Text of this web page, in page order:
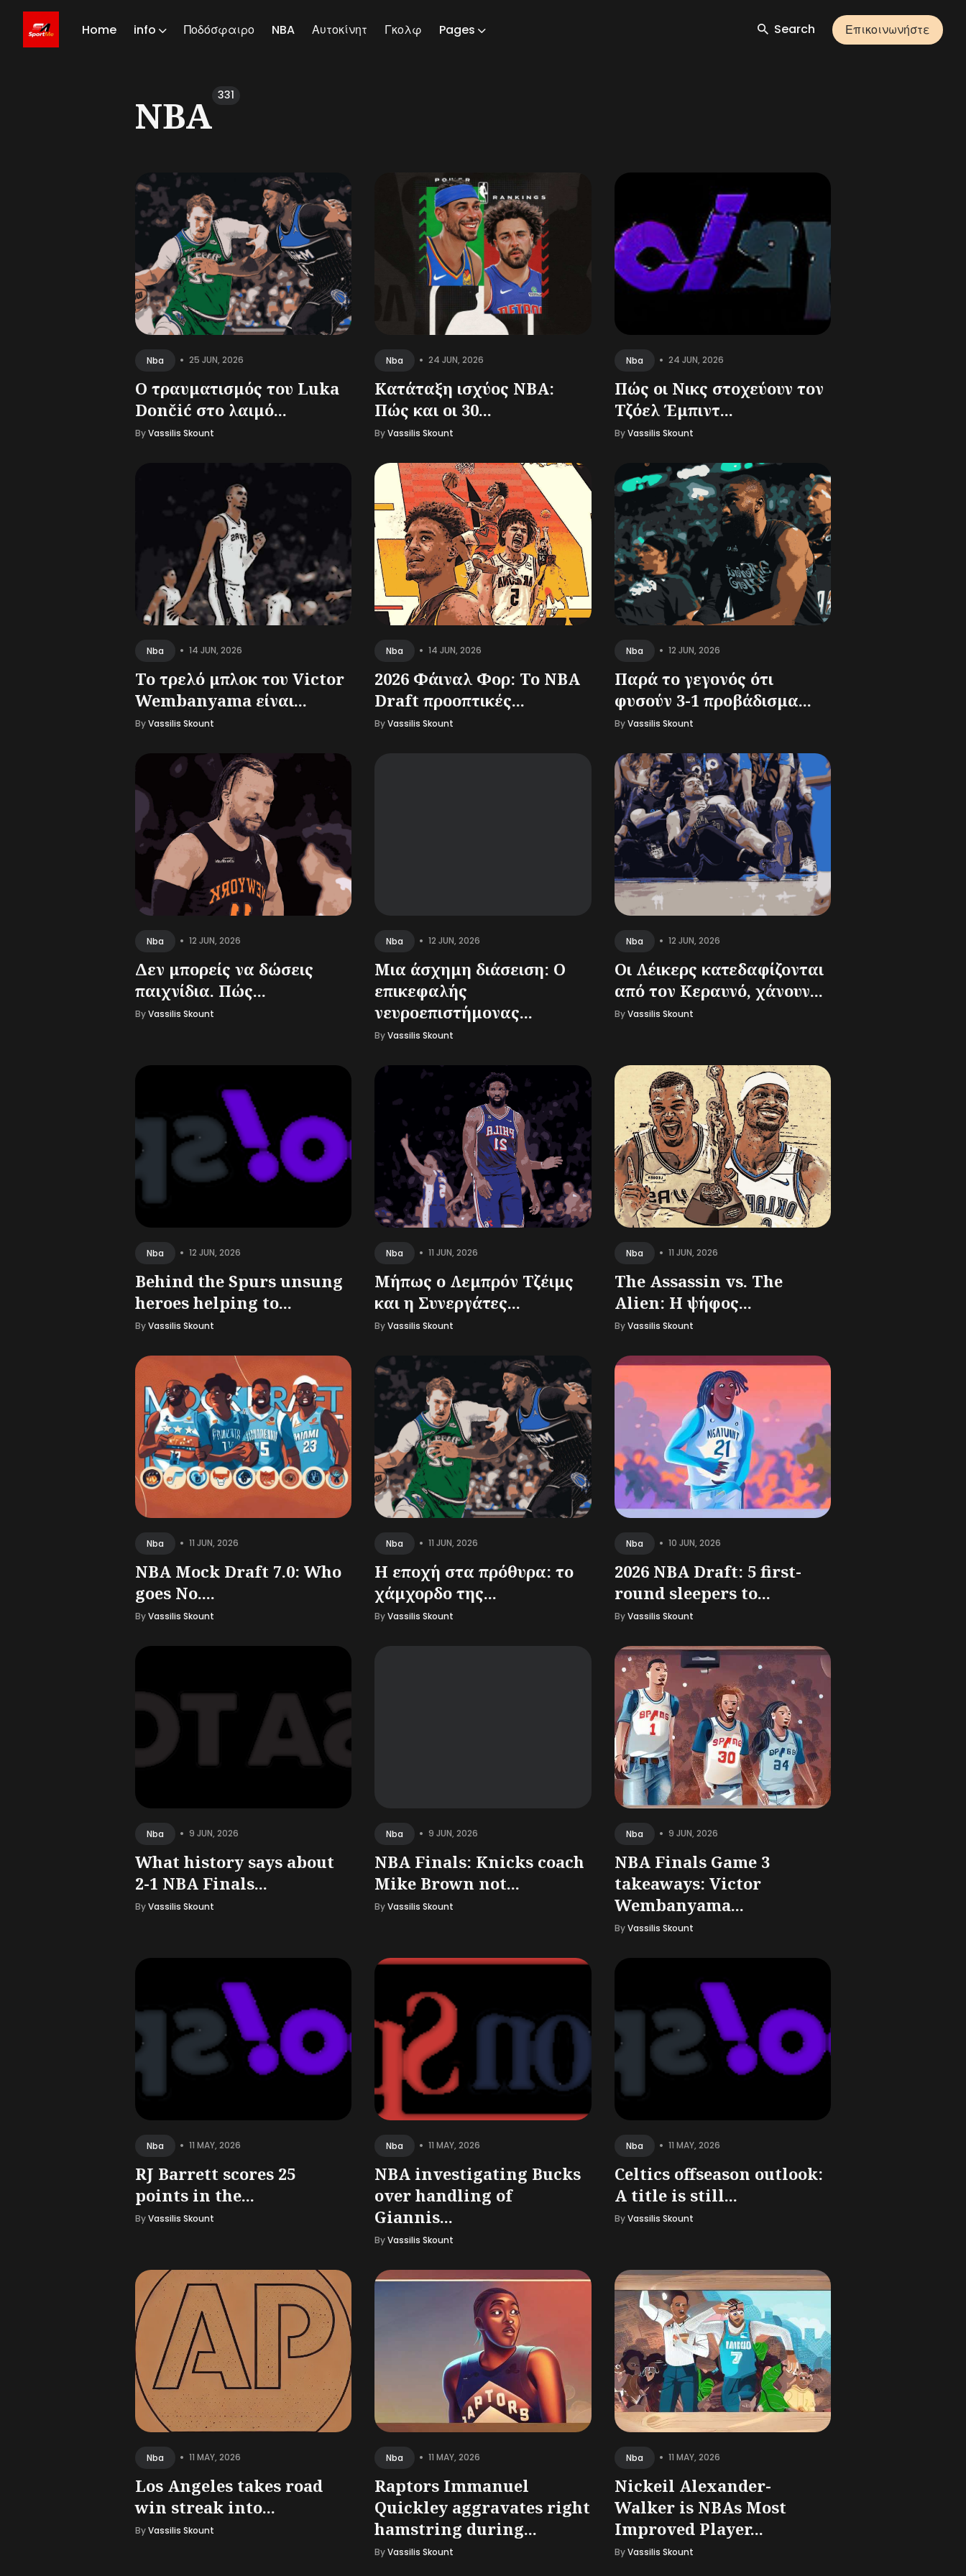
Home info Ποδόσφαιρο NBA Αυτοκίνητ Γκολφ Pages Search Επικοινωνήστε
NBA 331
Nba • 25 JUN, 2026
Ο τραυματισμός του Luka
Dončić στο λαιμό...
ByVassilis Skount
Nba • 24 JUN, 2026
Κατάταξη ισχύος NBA:
Πώς και οι 30...
ByVassilis Skount
Nba • 24 JUN, 2026
Πώς οι Νικς στοχεύουν τον
Τζόελ Έμπιντ...
ByVassilis Skount
Nba • 14 JUN, 2026
Το τρελό μπλοκ του Victor
Wembanyama είναι...
ByVassilis Skount
Nba • 14 JUN, 2026
2026 Φάιναλ Φορ: Το NBA
Draft προοπτικές...
ByVassilis Skount
Nba • 12 JUN, 2026
Παρά το γεγονός ότι
φυσούν 3-1 προβάδισμα...
ByVassilis Skount
Nba • 12 JUN, 2026
Δεν μπορείς να δώσεις
παιχνίδια. Πώς...
ByVassilis Skount
Nba • 12 JUN, 2026
Μια άσχημη διάσειση: Ο
επικεφαλής
νευροεπιστήμονας...
ByVassilis Skount
Nba • 12 JUN, 2026
Οι Λέικερς κατεδαφίζονται
από τον Κεραυνό, χάνουν...
ByVassilis Skount
Nba • 12 JUN, 2026
Behind the Spurs unsung
heroes helping to...
ByVassilis Skount
Nba • 11 JUN, 2026
Μήπως ο Λεμπρόν Τζέιμς
και η Συνεργάτες...
ByVassilis Skount
Nba • 11 JUN, 2026
The Assassin vs. The
Alien: Η ψήφος...
ByVassilis Skount
Nba • 11 JUN, 2026
NBA Mock Draft 7.0: Who
goes No....
ByVassilis Skount
Nba • 11 JUN, 2026
Η εποχή στα πρόθυρα: το
χάμχορδο της...
ByVassilis Skount
Nba • 10 JUN, 2026
2026 NBA Draft: 5 first-
round sleepers to...
ByVassilis Skount
Nba • 9 JUN, 2026
What history says about
2-1 NBA Finals...
ByVassilis Skount
Nba • 9 JUN, 2026
NBA Finals: Knicks coach
Mike Brown not...
ByVassilis Skount
Nba • 9 JUN, 2026
NBA Finals Game 3
takeaways: Victor
Wembanyama...
ByVassilis Skount
Nba • 11 MAY, 2026
RJ Barrett scores 25
points in the...
ByVassilis Skount
Nba • 11 MAY, 2026
NBA investigating Bucks
over handling of
Giannis...
ByVassilis Skount
Nba • 11 MAY, 2026
Celtics offseason outlook:
A title is still...
ByVassilis Skount
Nba • 11 MAY, 2026
Los Angeles takes road
win streak into...
ByVassilis Skount
Nba • 11 MAY, 2026
Raptors Immanuel
Quickley aggravates right
hamstring during...
ByVassilis Skount
Nba • 11 MAY, 2026
Nickeil Alexander-
Walker is NBAs Most
Improved Player...
ByVassilis Skount